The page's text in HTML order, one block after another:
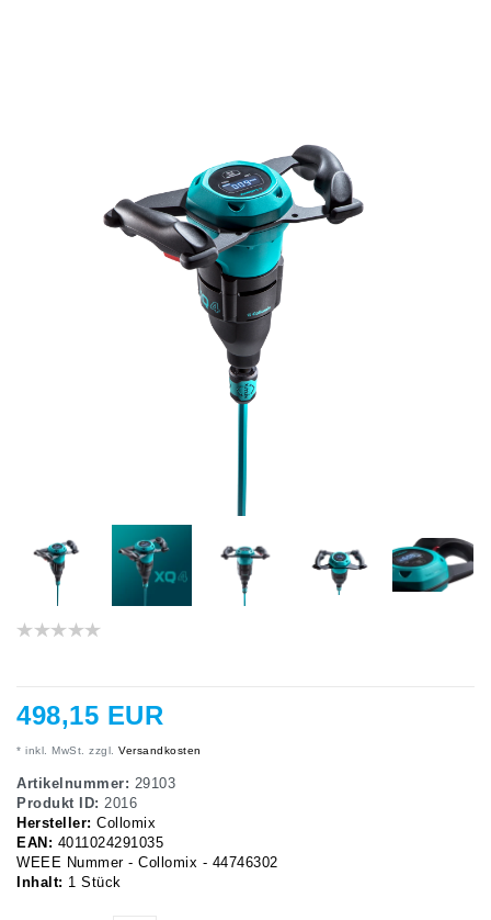
498,15 EUR
* inkl. MwSt. zzgl. Versandkosten
Artikelnummer: 29103
Produkt ID: 2016
Hersteller: Collomix
EAN: 4011024291035
WEEE Nummer - Collomix - 44746302
Inhalt: 1 Stück